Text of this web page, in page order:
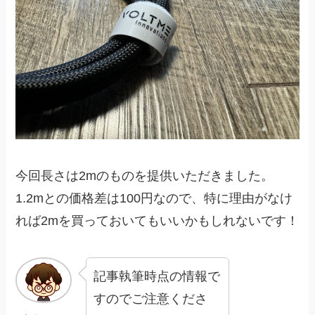
今回長さは2mのものを提供いただきました。
1.2mとの価格差は100円なので、特に理由がなけ
れば2mを買っておいてもいいかもしれないです！
記事執筆時点の情報で
すのでご注意くださ